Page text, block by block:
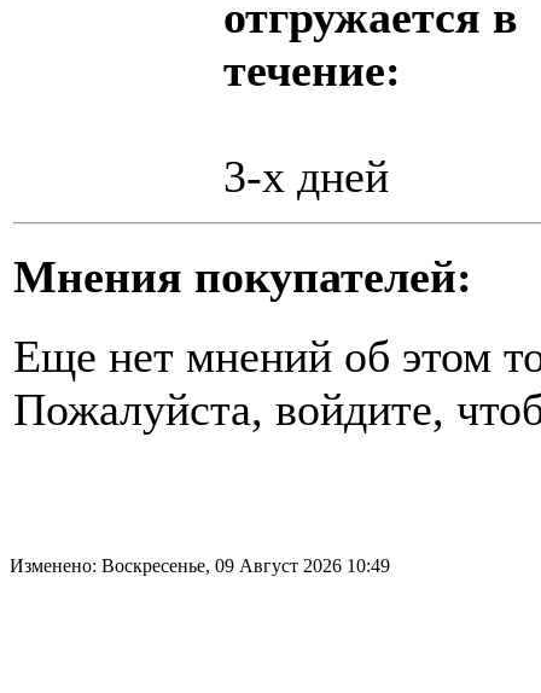
отгружается в
течение:
3-х дней
Мнения покупателей:
Еще нет мнений об этом
Пожалуйста, войдите,
Изменено: Воскресенье, 09 Август 2026 10:49